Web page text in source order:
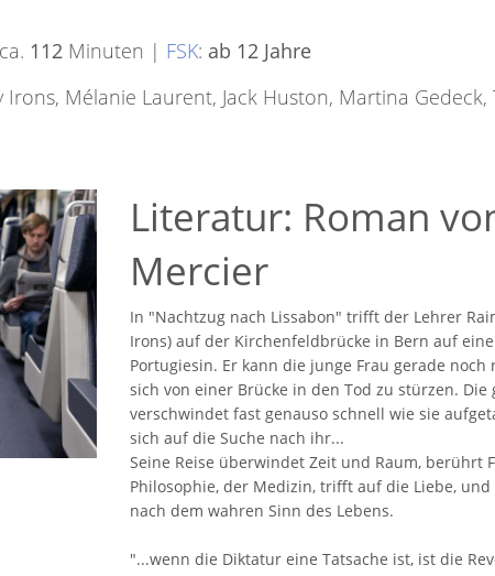
112 Minuten | FSK: ab 12 Jahre
Irons, Mélanie Laurent, Jack Huston, Martina
Literatur: Roman
Mercier
In "Nachtzug nach Lissabon" trifft der Lehrer
Irons) auf der Kirchenfeldbrücke in Bern auf
Portugiesin. Er kann die junge Frau gerade
sich von einer Brücke in den Tod zu stürzen. Die
verschwindet fast genauso schnell wie sie
sich auf die Suche nach ihr...
Seine Reise überwindet Zeit und Raum, berührt
Philosophie, der Medizin, trifft auf die Liebe,
nach dem wahren Sinn des Lebens.
"...wenn die Diktatur eine Tatsache ist, ist die